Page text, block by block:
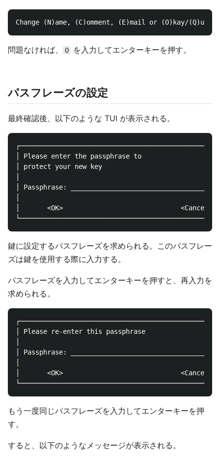
問題なければ、 O を入力してエンターキーを押す。
パスフレーズの設定
最終確認後、以下のような TUI が表示される。
│ Please enter the passphrase to
│ protect your new key
│ Passphrase:
│       <OK>                              <Cancel>
鍵に設定するパスフレーズを求められる。このパスフレー
ズは鍵を使用する際に入力する。
パスフレーズを入力してエンターキーを押すと、再入力を
求められる。
│ Please re-enter this passphrase
│ Passphrase:
│       <OK>                              <Cancel>
もう一度同じパスフレーズを入力してエンターキーを押
す。
すると、以下のようなメッセージが表示される。